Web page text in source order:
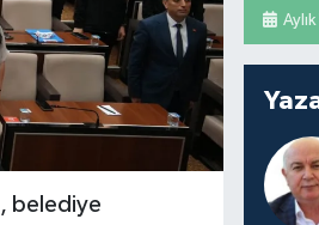
belediye